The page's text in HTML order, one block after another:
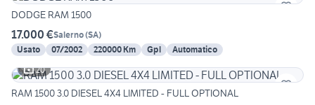
DODGE RAM 1500
17.000 €Salerno(SA)
Usato
07/2002 220000 Km Gpl
Automatico
20
RAM 1500 3.0 DIESEL 4X4 LIMITED - FULL OPTIONAL